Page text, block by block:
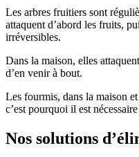
Les arbres fruitiers sont
attaquent d’abord les fruits,
irréversibles.
Dans la maison, elles
d’en venir à bout.
Les fourmis, dans la maison
c’est pourquoi il est
Nos solutions